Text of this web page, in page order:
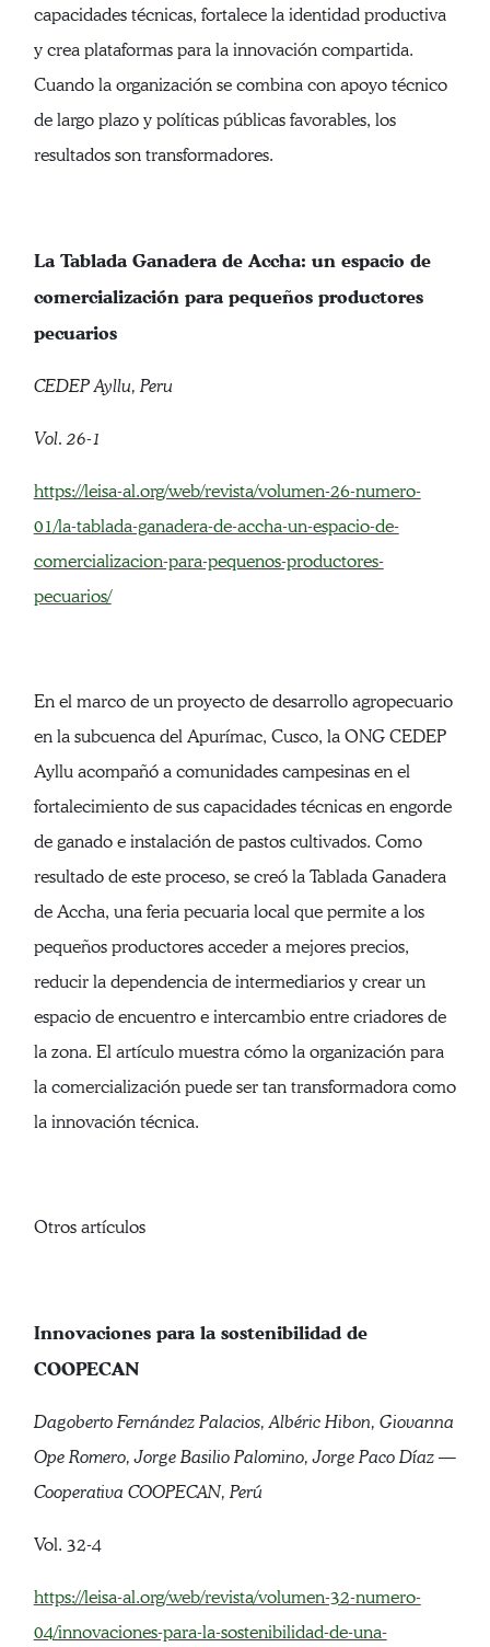
capacidades técnicas, fortalece la identidad productiva
y crea plataformas para la innovación compartida.
Cuando la organización se combina con apoyo técnico
de largo plazo y políticas públicas favorables, los
resultados son transformadores.
La Tablada Ganadera de Accha: un espacio de
comercialización para pequeños productores
pecuarios
CEDEP Ayllu, Peru
Vol. 26-1
https://leisa-al.org/web/revista/volumen-26-numero-
01/la-tablada-ganadera-de-accha-un-espacio-de-
comercializacion-para-pequenos-productores-
pecuarios/
En el marco de un proyecto de desarrollo agropecuario
en la subcuenca del Apurímac, Cusco, la ONG CEDEP
Ayllu acompañó a comunidades campesinas en el
fortalecimiento de sus capacidades técnicas en engorde
de ganado e instalación de pastos cultivados. Como
resultado de este proceso, se creó la Tablada Ganadera
de Accha, una feria pecuaria local que permite a los
pequeños productores acceder a mejores precios,
reducir la dependencia de intermediarios y crear un
espacio de encuentro e intercambio entre criadores de
la zona. El artículo muestra cómo la organización para
la comercialización puede ser tan transformadora como
la innovación técnica.
Otros artículos
Innovaciones para la sostenibilidad de
COOPECAN
Dagoberto Fernández Palacios, Albéric Hibon, Giovanna
Ope Romero, Jorge Basilio Palomino, Jorge Paco Díaz —
Cooperativa COOPECAN, Perú
Vol. 32-4
https://leisa-al.org/web/revista/volumen-32-numero-
04/innovaciones-para-la-sostenibilidad-de-una-